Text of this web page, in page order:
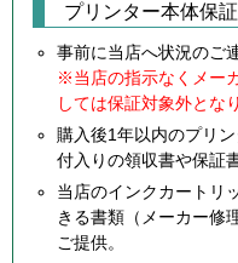
プリンター本体保
事前に当店へ状況のご
※当店の指示なくメー
しては保証対象外とな
購入後1年以内のプリ
付入りの領収書や保証
当店のインクカートリ
きる書類（メーカー修
ご提供。